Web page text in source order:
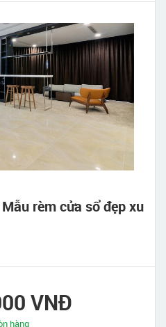
rèm cửa sổ đẹp xu
VNĐ
hàng